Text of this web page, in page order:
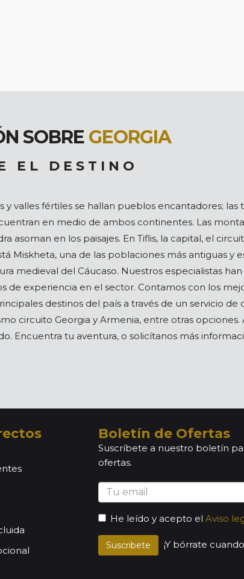
SOBRE GEORGIA
E L D E S T I N O
y valles fértiles se hallan pueblos encantadores; las
en medio de ambos continentes. Las
asoman en los paisajes. En Tiflis, la capital, el
una de las poblaciones más antiguas y
medieval del Cáucaso. Nuestros especialistas
de experiencia en el sector. Contamos con los
destinos del país a través de un servicio de
circuito Georgia y Armenia, entre otras opciones.
Encuentra tu aventura, o solicítanos más
Boletín de Ofertas
Suscríbete a nuestro boletín
ofertas.
He leído y acepto el Aviso
Suscribete ¡Y bórrate